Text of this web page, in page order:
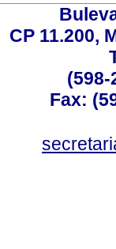
CP 11.200,
(598-
Fax: